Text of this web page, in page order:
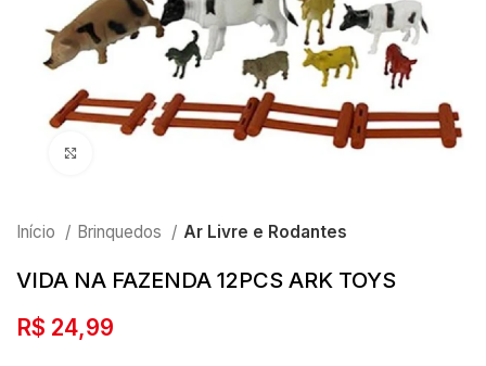
Início Brinquedos Ar Livre e Rodantes
VIDA NA FAZENDA 12PCS ARK TOYS
R$ 24,99